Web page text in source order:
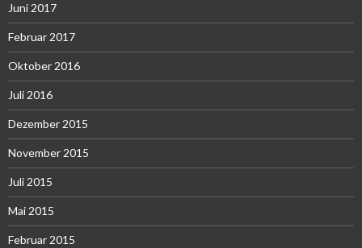
Juni 2017
Februar 2017
Oktober 2016
Juli 2016
Dezember 2015
November 2015
Juli 2015
Mai 2015
Februar 2015